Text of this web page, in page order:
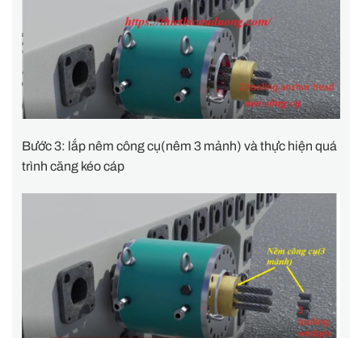
Bước 3: lắp nêm công cụ(nêm 3 mảnh) và thực hiện quá
trình căng kéo cáp